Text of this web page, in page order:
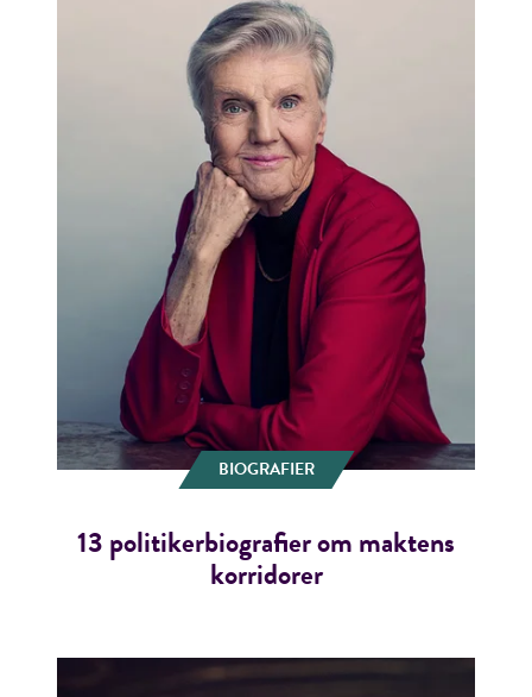
BIOGRAFIER
13 politikerbiografier om maktens
korridorer